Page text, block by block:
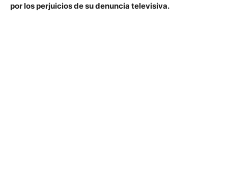
por los perjuicios de su denuncia televisiva.